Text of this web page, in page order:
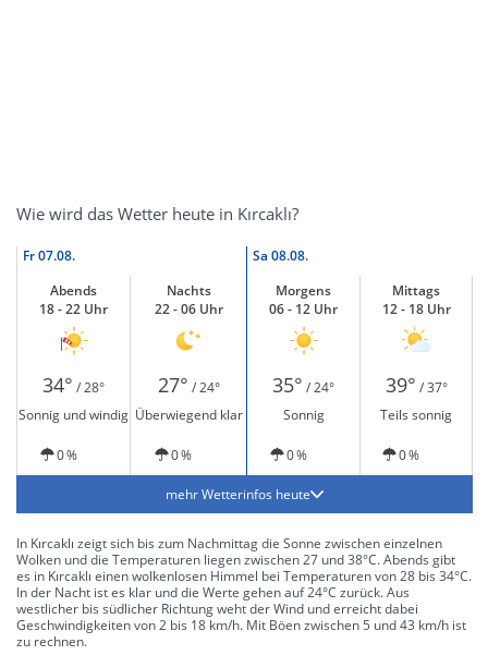
Wie wird das Wetter heute in Kırcaklı?
Fr07.08. Sa 08.08.
Abends
18 - 22 Uhr
Nachts
22 - 06 Uhr
Morgens
06 - 12 Uhr
Mittags
12 - 18 Uhr
34° / 28° 27° / 24° 35° / 24° 39° / 37°
Sonnig und windig Überwiegend klar Sonnig Teils sonnig
0 % 0 % 0 % 0 %
mehr Wetterinfos heute
In Kırcaklı zeigt sich bis zum Nachmittag die Sonne zwischen einzelnen
Wolken und die Temperaturen liegen zwischen 27 und 38°C. Abends gibt
es in Kırcaklı einen wolkenlosen Himmel bei Temperaturen von 28 bis 34°C.
In der Nacht ist es klar und die Werte gehen auf 24°C zurück. Aus
westlicher bis südlicher Richtung weht der Wind und erreicht dabei
Geschwindigkeiten von 2 bis 18 km/h. Mit Böen zwischen 5 und 43 km/h ist
zu rechnen.